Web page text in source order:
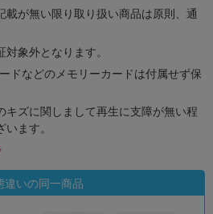
載が無い限り取り扱い商品は原則、通
対象外となります。
ドなどのメモリーカードは付属せず保
キズに関しまして再生に支障が無い程
ます。
違いの同一商品